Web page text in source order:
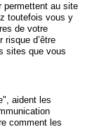
ACCIDENTS DE
permettent au site
toutefois vous y
de votre
risque d’être
sites que vous
aident les
comment les